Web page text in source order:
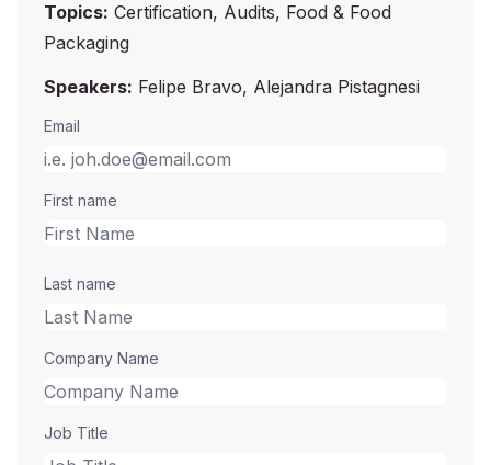
Topics: Certification, Audits, Food & Food
Packaging
Speakers: Felipe Bravo, Alejandra Pistagnesi
Email
First name
Last name
Company Name
Job Title